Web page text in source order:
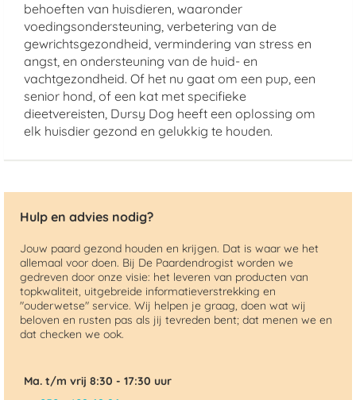
behoeften van huisdieren, waaronder
voedingsondersteuning, verbetering van de
gewrichtsgezondheid, vermindering van stress en
angst, en ondersteuning van de huid- en
vachtgezondheid. Of het nu gaat om een pup, een
senior hond, of een kat met specifieke
dieetvereisten, Dursy Dog heeft een oplossing om
elk huisdier gezond en gelukkig te houden.
Hulp en advies nodig?
Jouw paard gezond houden en krijgen. Dat is waar we het
allemaal voor doen. Bij De Paardendrogist worden we
gedreven door onze visie: het leveren van producten van
topkwaliteit, uitgebreide informatieverstrekking en
"ouderwetse" service. Wij helpen je graag, doen wat wij
beloven en rusten pas als jij tevreden bent; dat menen we en
dat checken we ook.
Ma. t/m vrij 8:30 - 17:30 uur